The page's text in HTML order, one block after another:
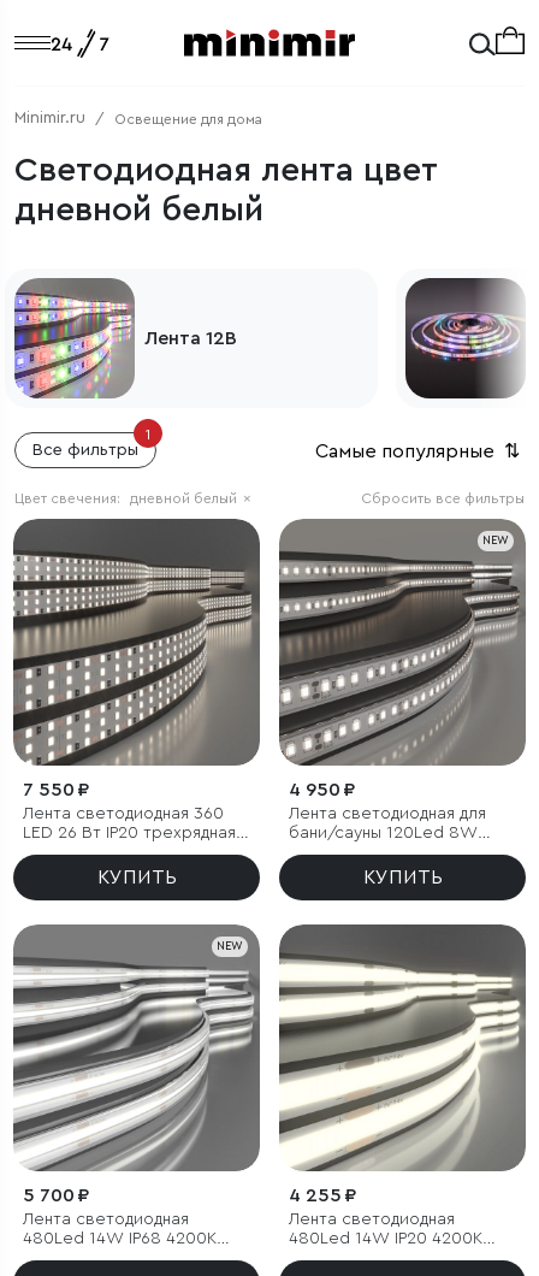
Minimir.ru Освещение для дома
Светодиодная лента цвет
дневной белый
Лента 12В
Все фильтры
1
Самые популярные ⇅
Сбросить все фильтры
Цвет свечения: дневной белый ×
7 550 ₽
Лента светодиодная 360
LED 26 Вт IP20 трехрядная
4200К дневной белый, 5м
КУПИТЬ
NEW
4 950 ₽
Лента светодиодная для
бани/сауны 120Led 8W
IP68 4000K дневной белый,
КУПИТЬ
NEW
5 700 ₽
Лента светодиодная
480Led 14W IP68 4200K
дневной белый, 5м
4 255 ₽
Лента светодиодная
480Led 14W IP20 4200K
дневной белый, 5м